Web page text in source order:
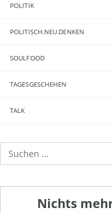
POLITIK
POLITISCH.NEU.DENKEN
SOULFOOD
TAGESGESCHEHEN
TALK
nach:
Nichts